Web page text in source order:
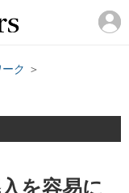
ク ＞
を容易に